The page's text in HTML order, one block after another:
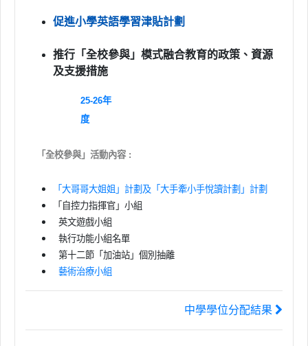
促進小學英語學習津貼計劃
推行「全校參與」模式融合教育的政策、資源
及支援措施
25-26年
度
「全校參與」活動內容 :
「大哥哥大姐姐」計劃及「大手牽小手悅讀計劃」計劃
「自控力指揮官」小組
英文遊戲小組
執行功能小組名單
第十二節「加油站」個別抽離
藝術治療小組
中學學位分配結果